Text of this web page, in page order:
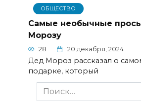
ОБЩЕСТВО
Самые необычные
Морозу
28 20 декабря, 2024
Дед Мороз рассказал о
подарке, который
Search
for: